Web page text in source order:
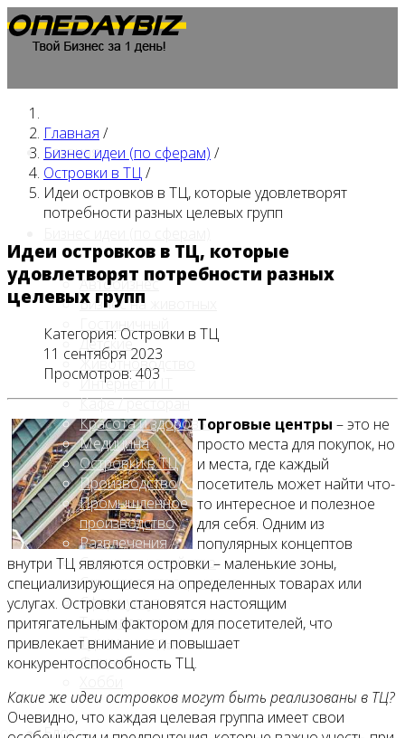
Главная
Автобизнес
Бизнес на животных
Гостиничный
Детские
Животноводство
Интернет и IT
Кафе / ресторан
Красота и здоровье
Медицина
Островки в ТЦ
Производство
Промышленное
производство
Развлечения
Сельское хозяйство
Строительство, ремонт
Сфера услуг
Торговля и магазины
Туризм и отдых
Финансы
Блог
Главная /
Бизнес идеи (по сферам) /
Островки в ТЦ/
Идеи островков в ТЦ, которые удовлетворят
потребности разных целевых групп
Идеи островков в ТЦ, которые
удовлетворят потребности разных
целевых групп
Категория: Островки в ТЦ
11 сентября 2023
Просмотров: 403
Торговые центры – это не
просто места для покупок, но
и места, где каждый
посетитель может найти что-
то интересное и полезное
для себя. Одним из
популярных концептов
внутри ТЦ являются островки – маленькие зоны,
специализирующиеся на определенных товарах или
услугах. Островки становятся настоящим
притягательным фактором для посетителей, что
привлекает внимание и повышает
конкурентоспособность ТЦ.
Какие же идеи островков могут быть реализованы в ТЦ?
Очевидно, что каждая целевая группа имеет свои